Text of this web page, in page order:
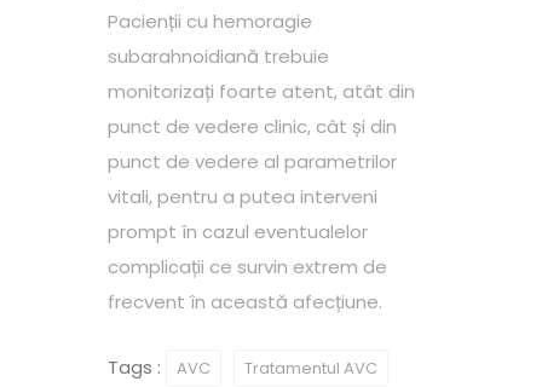
Pacienții cu hemoragie
subarahnoidiană trebuie
monitorizați foarte atent, atât din
punct de vedere clinic, cât și din
punct de vedere al parametrilor
vitali, pentru a putea interveni
prompt în cazul eventualelor
complicații ce survin extrem de
frecvent în această afecțiune.
Tags : AVC Tratamentul AVC